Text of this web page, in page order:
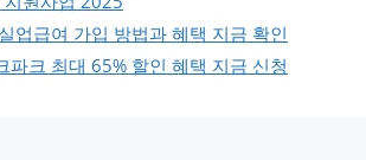
업급여 가입 방법과 혜택 지금 확인
파크 최대 65% 할인 혜택 지금 신청